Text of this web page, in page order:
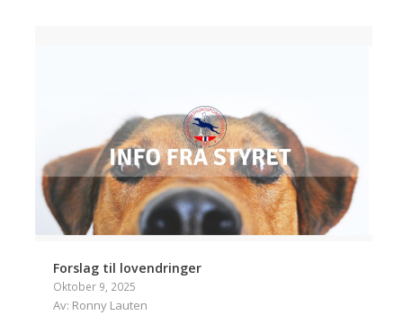
Forslag til lovendringer
Oktober 9, 2025
Av: Ronny Lauten